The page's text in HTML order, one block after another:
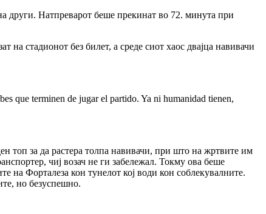
други. Натпреварот беше прекинат во 72. минута при
на стадионот без билет, а среде сиот хаос двајца навивачи
que terminen de jugar el partido. Ya ni humanidad tienen,
топ за да растера толпа навивачи, при што на жртвите им
чиј возач не ги забележал. Токму ова беше
на Форталеза кон тунелот кој води кон соблекувалните.
но безуспешно.